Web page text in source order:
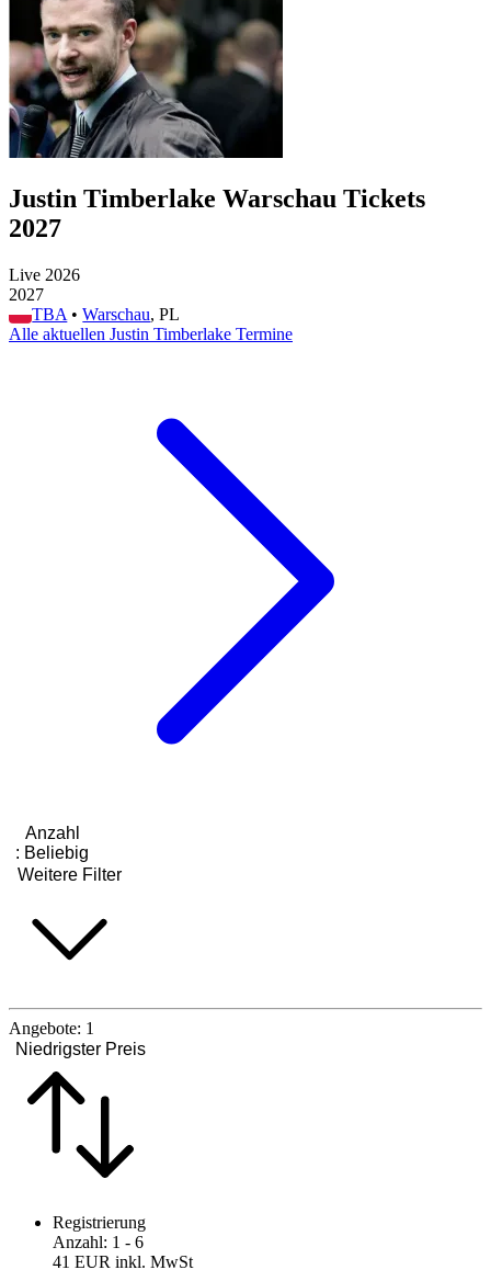
Justin Timberlake Warschau Tickets
2027
Live 2026
2027
TBA • Warschau, PL
Alle aktuellen Justin Timberlake Termine
Anzahl
: Beliebig
Weitere Filter
Angebote: 1
Niedrigster Preis
Registrierung
Anzahl: 1 - 6
41 EUR inkl. MwSt